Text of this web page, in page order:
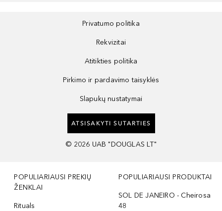
Privatumo politika
Rekvizitai
Atitikties politika
Pirkimo ir pardavimo taisyklės
Slapukų nustatymai
ATSISAKYTI SUTARTIES
© 2026 UAB "DOUGLAS LT"
POPULIARIAUSI PREKIŲ
ŽENKLAI
Rituals
POPULIARIAUSI PRODUKTAI
SOL DE JANEIRO - Cheirosa
48